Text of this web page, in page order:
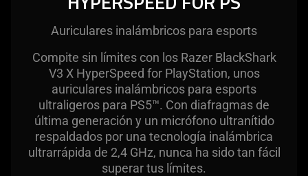
Auriculares inalámbricos para esports
Compite sin límites con los Razer BlackShark
V3 X HyperSpeed for PlayStation, unos
auriculares inalámbricos para esports
ultraligeros para PS5™. Con diafragmas de
última generación y un micrófono ultranítido
respaldados por una tecnología inalámbrica
ultrarrápida de 2,4 GHz, nunca ha sido tan fácil
superar tus límites.